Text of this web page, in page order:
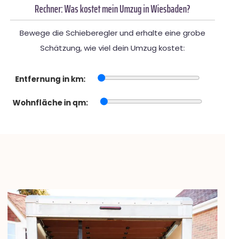
Rechner: Was kostet mein Umzug in Wiesbaden?
Bewege die Schieberegler und erhalte eine grobe
Schätzung, wie viel dein Umzug kostet:
Entfernung in km:
Wohnfläche in qm: